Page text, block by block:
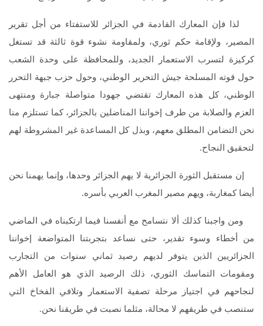
لذا فإن المعارك القادمة في الجزائر للاستفتاء من أجل تقرير
المصير، ولإقامة حكم ثوري، ولمقاومة نشوء قوة ثالثة قد تستغل
كركيزة لتسرب الاستعمار الجديد، وللمحافظة على وحدة الشعب
حول قوته المسلحة جيش التحرير الوطني، وحول حزب جبهة التحرر
الوطني، كل هذه المعارك تقتضي جهودا متواصلة جبارة ومنتهى
العزم والصلابة من طرف إخواننا المناضلين بالجزائر، كما تستلزم منا
نحن التضامن المطلق معهم، وبذل كل المساعدة غير المشروطة لهم
لتحقيق النجاح.
إن مستقبل الثورة الجزائرية لا يهم الجزائر وحدها، وإنما يهمنا نحن
أيضا كمغاربة، ويهم مصير المغرب العربي بأسره.
ومن واجبنا كذلك ألا نتسامح مع أنفسنا فيما ارتكبناه في الماضي
من أخطاء وسوء تقدير، حتى نساعد بتجربتنا المتواضعة إخواننا
الجزائريين الذين يتوفر لديهم رصيد ثماني سنوات من التجارب
ومقومات التماسك الثوري، ذلك الرصيد الذي هو العامل الأهم
لنجاحهم في اجتياز مرحلة تصفية الاستعمار وتلافي الفخاخ التي
ستنصب في طريقهم لا محالة، مثلما نصبت في طريقنا نحن.